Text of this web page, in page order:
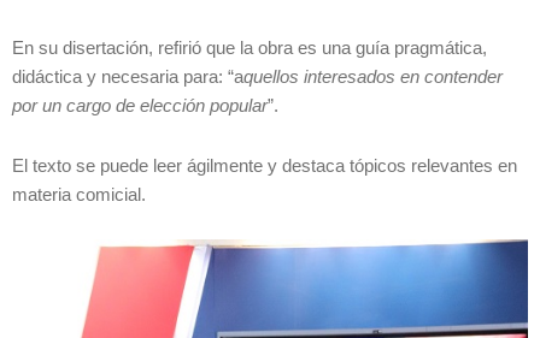
En su disertación, refirió que la obra es una guía pragmática,
didáctica y necesaria para: “aquellos interesados en contender
por un cargo de elección popular”.
El texto se puede leer ágilmente y destaca tópicos relevantes en
materia comicial.